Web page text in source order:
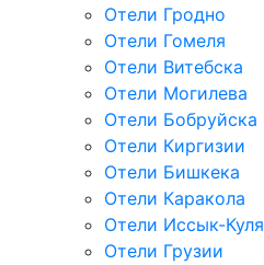
Отели Гродно
Отели Гомеля
Отели Витебска
Отели Могилева
Отели Бобруйска
Отели Киргизии
Отели Бишкека
Отели Каракола
Отели Иссык-Куля
Отели Грузии